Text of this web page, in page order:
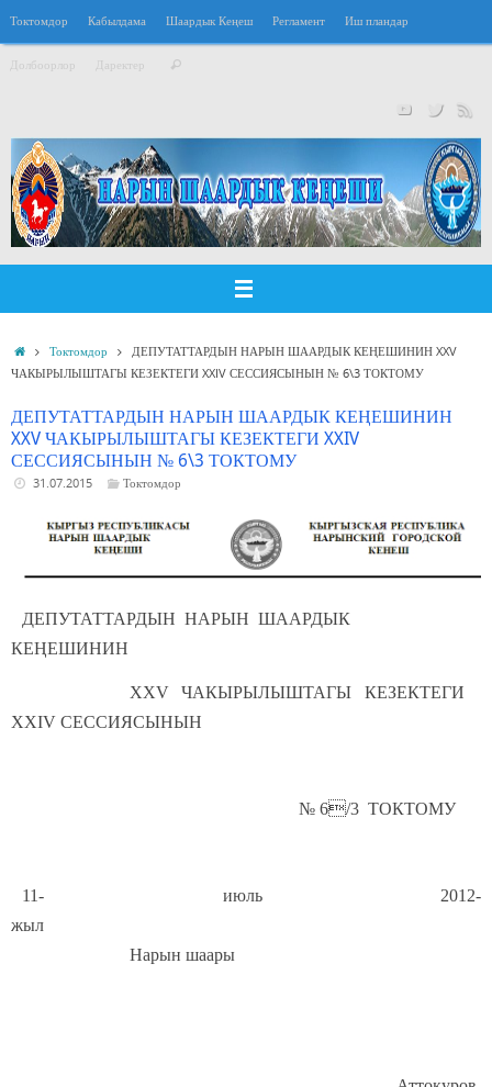
содержимому
Токтомдор Кабылдама Шаардык Кеңеш Регламент Иш пландар
Долбоорлор Даректер Поиск
ГлавнаяТоктомдор
ДЕПУТАТТАРДЫН НАРЫН ШААРДЫК КЕҢЕШИНИН XXV
ЧАКЫРЫЛЫШТАГЫ КЕЗЕКТЕГИ XXIV СЕССИЯСЫНЫН № 6\3 ТОКТОМУ
ДЕПУТАТТАРДЫН НАРЫН ШААРДЫК КЕҢЕШИНИН
XXV ЧАКЫРЫЛЫШТАГЫ КЕЗЕКТЕГИ XXIV
СЕССИЯСЫНЫН № 6\3 ТОКТОМУ
31.07.2015 Токтомдор
ДЕПУТАТТАРДЫН НАРЫН ШААРДЫК
КЕҢЕШИНИН
XXV ЧАКЫРЫЛЫШТАГЫ КЕЗЕКТЕГИ
XXIV СЕССИЯСЫНЫН
№ 6/3 ТОКТОМУ
11- июль 2012-
жыл
Нарын шаары